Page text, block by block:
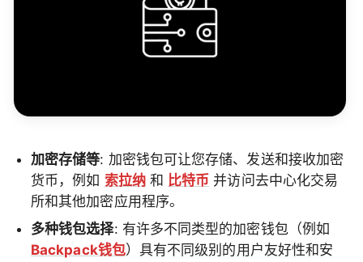
加密存储等: 加密钱包可让您存储、发送和接收加密
货币，例如 索拉纳和 比特币 并访问去中心化交易
所和其他加密应用程序。
多种钱包选择: 有许多不同类型的加密钱包（例如
Backpack钱包）具有不同级别的用户友好性和安